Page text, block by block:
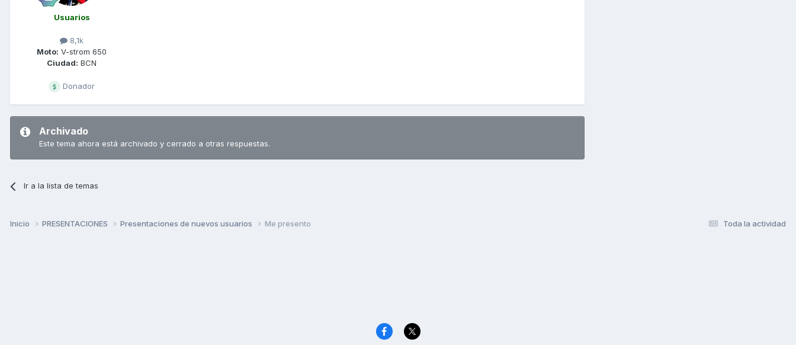
Usuarios
8,1k
Moto: V-strom 650
Ciudad: BCN
Donador
Archivado
Este tema ahora está archivado y cerrado a otras respuestas.
Ir a la lista de temas
Toda la actividad
Inicio PRESENTACIONES Presentaciones de nuevos usuarios Me presento